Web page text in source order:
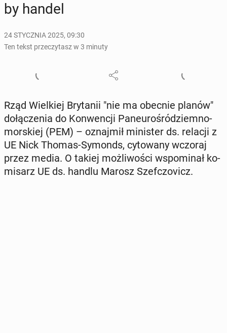
by handel
24 STYCZNIA 2025, 09:30
Ten tekst przeczytasz w 3 minuty
Rząd Wiel­kiej Bry­ta­nii "nie ma obecnie planów"
do­łą­cze­nia do Kon­wen­cji Pa­neu­ro­śró­dziem­no­
mor­skiej (PEM) – oznaj­mił mi­ni­ster ds. relacji z
UE Nick Thomas-Symonds, cy­to­wa­ny wczoraj
przez media. O takiej moż­li­wo­ści wspo­mi­nał ko­
mi­sarz UE ds. handlu Marosz Szef­czo­vicz.